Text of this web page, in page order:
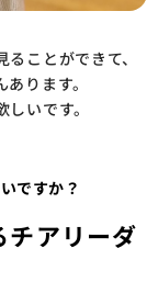
ことができて、
ります。
いです。
ですか？
チアリーダ